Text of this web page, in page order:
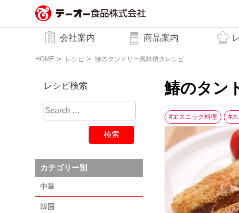
務用調味料・香辛料メーカーのテーオ
ー食品株式会社
会社案内 商品案内
HOME レシピ 鰆のタンドリー風味焼きレシピ
レシピ検索
カテゴリー別
中華
韓国
鰆のタン
エスニック料理